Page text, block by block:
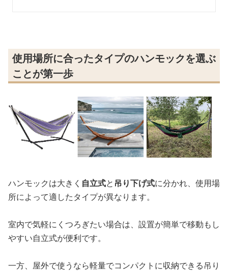
使用場所に合ったタイプのハンモックを選ぶ
ことが第一歩
ハンモックは大きく 自立式と 吊り下げ式に分かれ、使用場
所によって適したタイプが異なります。
室内で気軽にくつろぎたい場合は、設置が簡単で移動もし
やすい自立式が便利です。
一方、屋外で使うなら軽量でコンパクトに収納できる吊り